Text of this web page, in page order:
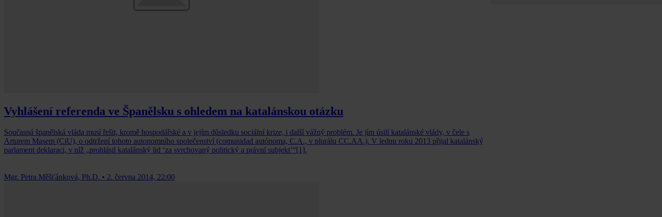
Vyhlášení referenda ve Španělsku s ohledem na katalánskou otázku
Současná španělská vláda musí řešit, kromě hospodářské a v jejím důsledku sociální krize, i další vážný problém. Je jím úsilí katalánské vlády, v čele s
Arturem Masem (CiU), o odtržení tohoto autonomního společenství (comunidad autónoma, C.A., v plurálu CC.AA.). V lednu roku 2013 přijal katalánský
parlament deklaraci, v níž „prohlásil katalánský lid ‘za svrchovaný politický a právní subjekt’“[1].
Mgr. Petra Měšťánková, Ph.D. • 2. června 2014, 22:00